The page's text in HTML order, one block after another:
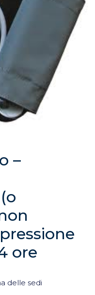
–
ore
delle sedi